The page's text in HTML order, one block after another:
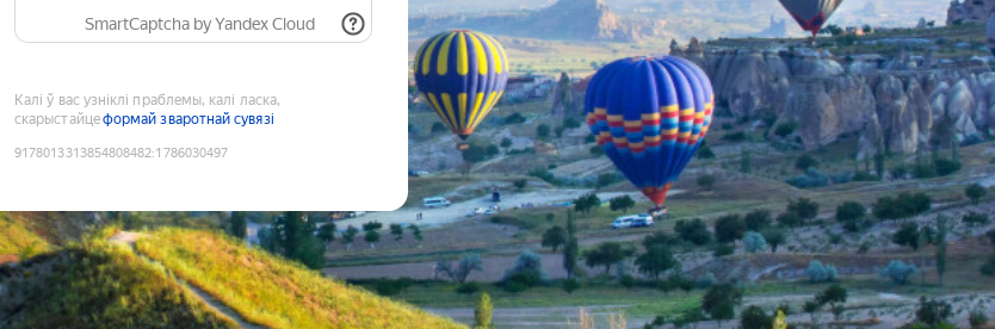
SmartCaptcha by Yandex Cloud
Калі ў вас узніклі праблемы, калі ласка,
скарыстайцеформай зваротнай сувязі
9178013313854808482:1786030497